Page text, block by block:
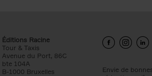
Éditions Racine
Tour & Taxis
Avenue du Port, 86C
bte 104A
B-1000 Bruxelles
Envie de